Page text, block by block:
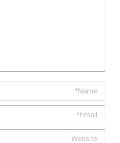
Name *
Email *
Website